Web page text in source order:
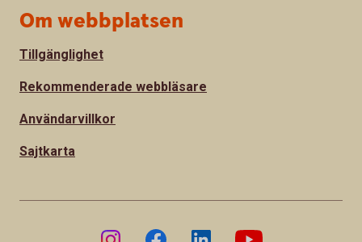
Om webbplatsen
Tillgänglighet
Rekommenderade webbläsare
Användarvillkor
Sajtkarta